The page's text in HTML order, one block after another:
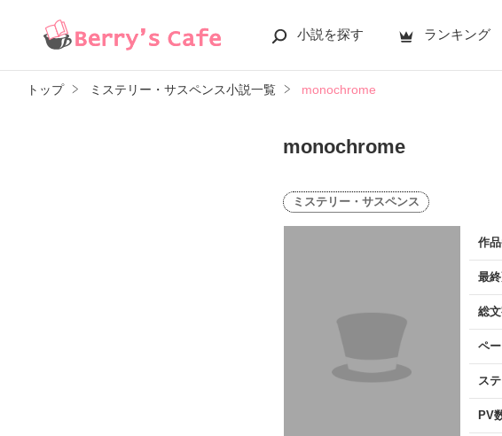
小説を探す ランキング
トップ ミステリー・サスペンス小説一覧 monochrome
monochrome
ミステリー・サスペンス
作
最
総
ペ
ス
PV